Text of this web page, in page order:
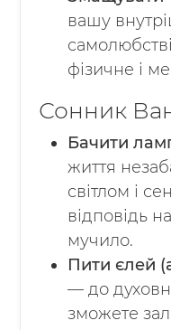
вашу
фізичне і
Сонник
Бачити
життя
світлом і
відповідь
мучило.
Пити єлей
— до
зможете